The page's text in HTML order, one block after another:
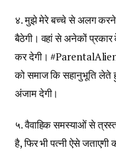
४. मुझे मेरे बच्चे से अलग
बैठेगी। वहां से अनेकों
कर देगी।
को समाज कि सहानुभूति लेते
अंजाम देगी।
५. वैवाहिक समस्याओं से
है, फिर भी पत्नी ऐसे